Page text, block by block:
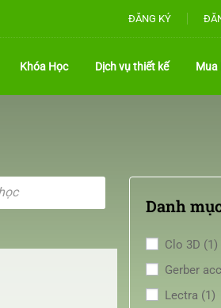
ĐĂNG KÝ
Khóa Học Dịch vụ thiết kế Mua
Danh
Clo 3D (1)
Gerber
Lectra (1)